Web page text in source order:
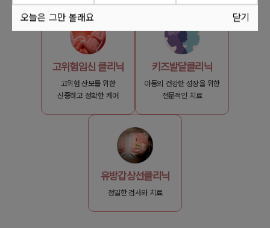
오늘은 그만 볼래요 닫기
고위험임신 클리닉
고위험 산모를 위한
신중하고 정확한 케어
키즈발달클리닉
아동의 건강한 성장을 위한
전문적인 치료
유방갑상선클리닉
정밀한 검사와 치료